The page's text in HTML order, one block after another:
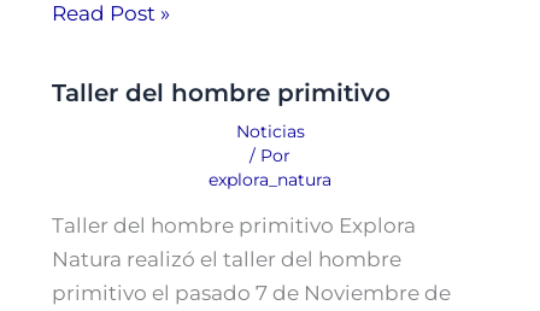
Read Post »
Taller del hombre primitivo
Noticias
/ Por
explora_natura
Taller del hombre primitivo Explora
Natura realizó el taller del hombre
primitivo el pasado 7 de Noviembre de